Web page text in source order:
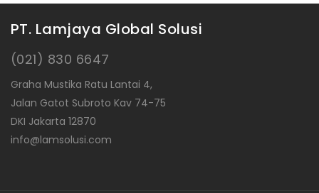
PT. Lamjaya Global Solusi
(021) 830 6647
Graha Mustika Ratu Lantai 4,
Jalan Gatot Subroto Kav 74-75
DKI Jakarta 12870
info@lamsolusi.com